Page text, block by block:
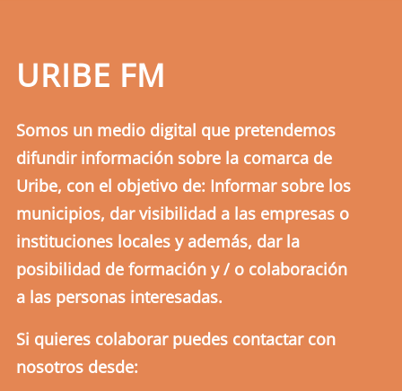
URIBE FM
Somos un medio digital que pretendemos
difundir información sobre la comarca de
Uribe, con el objetivo de: Informar sobre los
municipios, dar visibilidad a las empresas o
instituciones locales y además, dar la
posibilidad de formación y / o colaboración
a las personas interesadas.
Si quieres colaborar puedes contactar con
nosotros desde: